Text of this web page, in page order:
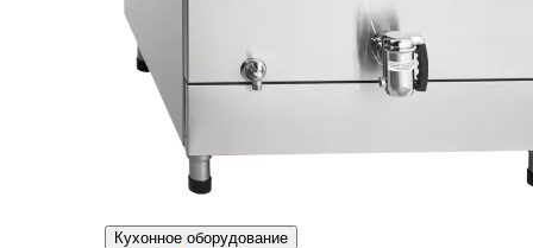
Кухонное оборудование